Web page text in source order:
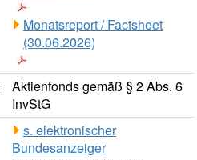
Monatsreport / Factsheet
(30.06.2026)
Aktienfonds gemäß § 2 Abs. 6
InvStG
s. elektronischer
Bundesanzeiger